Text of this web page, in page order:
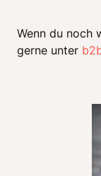
Wenn du noch
gerne unter